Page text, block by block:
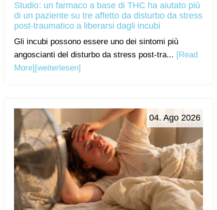
Studio: un farmaco a base di THC ha aiutato più
di un paziente su tre affetto da disturbo da stress
post-traumatico a liberarsi dagli incubi
Gli incubi possono essere uno dei sintomi più
angoscianti del disturbo da stress post-tra... [Read
More] [weiterlesen]
04. Ago 2026